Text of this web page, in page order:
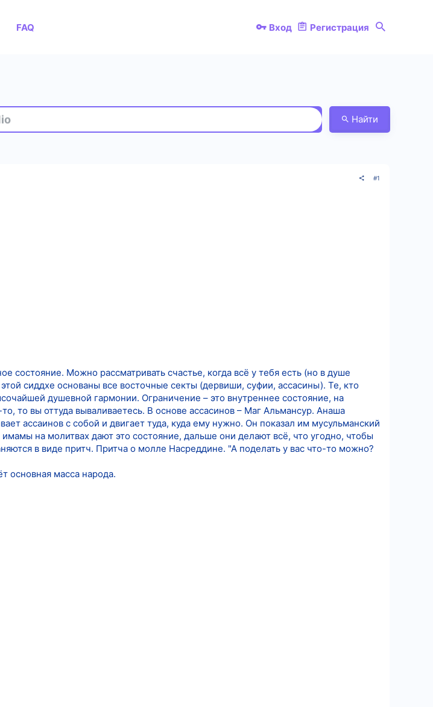
FAQ Вход Регистрация
Найти
#1
состояние. Можно рассматривать счастье, когда всё у тебя есть (но в душе
сиддхе основаны все восточные секты (дервиши, суфии, ассасины). Те, кто
душевной гармонии. Ограничение – это внутреннее состояние, на
то вы оттуда вываливаетесь. В основе ассасинов – Маг Альмансур. Анаша
ассаинов с собой и двигает туда, куда ему нужно. Он показал им мусульманский
на молитвах дают это состояние, дальше они делают всё, что угодно, чтобы
в виде притч. Притча о молле Насреддине. "А поделать у вас что-то можно?
основная масса народа.